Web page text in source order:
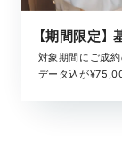
対象期間にご成
データ込が